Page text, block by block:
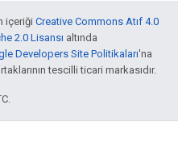
içeriği Creative Commons Atıf 4.0
2.0 Lisansı altında
Developers Site Politikaları'na
tescilli ticari markasıdır.